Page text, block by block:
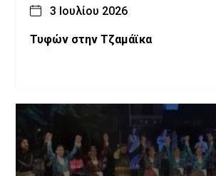
3 Ιουλίου 2026
Τυφών στην Τζαμάϊκα